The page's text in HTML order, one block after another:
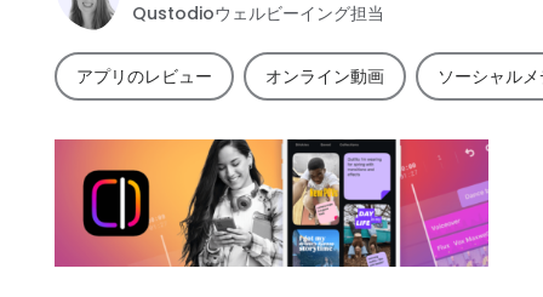
Qustodioウェルビーイング担当
アプリのレビュー オンライン動画 ソーシャル